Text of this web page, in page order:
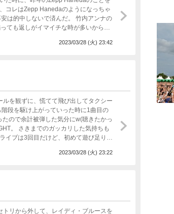
コレはZepp Hanedaのようになっちゃ
は的中しないで済んだ。 竹内アンナの
ても返しがイマイチな時が多いから、
2023/03/28 (火) 23:42
を観ずに、慌てて飛び出してタクシー
段を駆け上がっていった時に1曲目の
ので余計被弾した気分にw(聴きたかっ
。 さきまでのガッカリした気持ちも
イブは3回目だけど、初めて遊び足りな
した時に、本人たちに聞いたら「まだ
2023/03/28 (火) 23:22
リから外して、レイディ・ブルースを